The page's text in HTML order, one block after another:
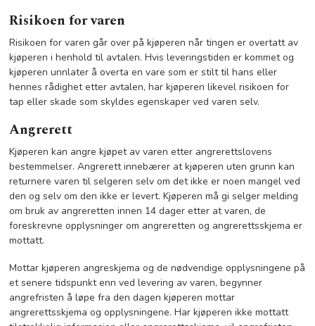
Risikoen for varen
Risikoen for varen går over på kjøperen når tingen er overtatt av
kjøperen i henhold til avtalen. Hvis leveringstiden er kommet og
kjøperen unnlater å overta en vare som er stilt til hans eller
hennes rådighet etter avtalen, har kjøperen likevel risikoen for
tap eller skade som skyldes egenskaper ved varen selv.
Angrerett
Kjøperen kan angre kjøpet av varen etter angrerettslovens
bestemmelser. Angrerett innebærer at kjøperen uten grunn kan
returnere varen til selgeren selv om det ikke er noen mangel ved
den og selv om den ikke er levert. Kjøperen må gi selger melding
om bruk av angreretten innen 14 dager etter at varen, de
foreskrevne opplysninger om angreretten og angrerettsskjema er
mottatt.
Mottar kjøperen angreskjema og de nødvendige opplysningene på
et senere tidspunkt enn ved levering av varen, begynner
angrefristen å løpe fra den dagen kjøperen mottar
angrerettsskjema og opplysningene. Har kjøperen ikke mottatt